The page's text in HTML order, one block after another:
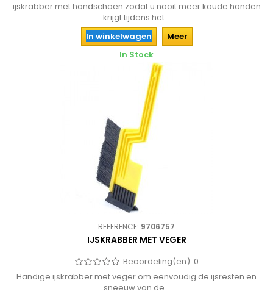
ijskrabber met handschoen zodat u nooit meer koude handen
krijgt tijdens het...
In winkelwagen
Meer
In Stock
REFERENCE: 9706757
IJSKRABBER MET VEGER
Beoordeling(en): 0
Handige ijskrabber met veger om eenvoudig de ijsresten en
sneeuw van de...